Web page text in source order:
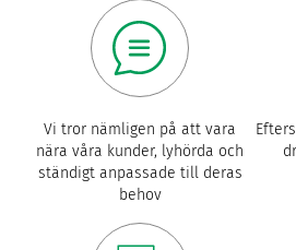
Vi tror nämligen på att vara
nära våra kunder, lyhörda och
ständigt anpassade till deras
behov